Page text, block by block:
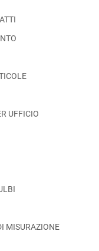
UFFICIO
MISURAZIONE